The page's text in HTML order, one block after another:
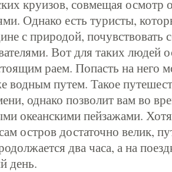
круизов, совмещая осмотр
Однако есть туристы,
с природой, почувствовать
Вот для таких людей
раем. Попасть на него
водным путем. Такое
однако позволит вам во
океанскими пейзажами.
остров достаточно велик,
два часа, а на
день.